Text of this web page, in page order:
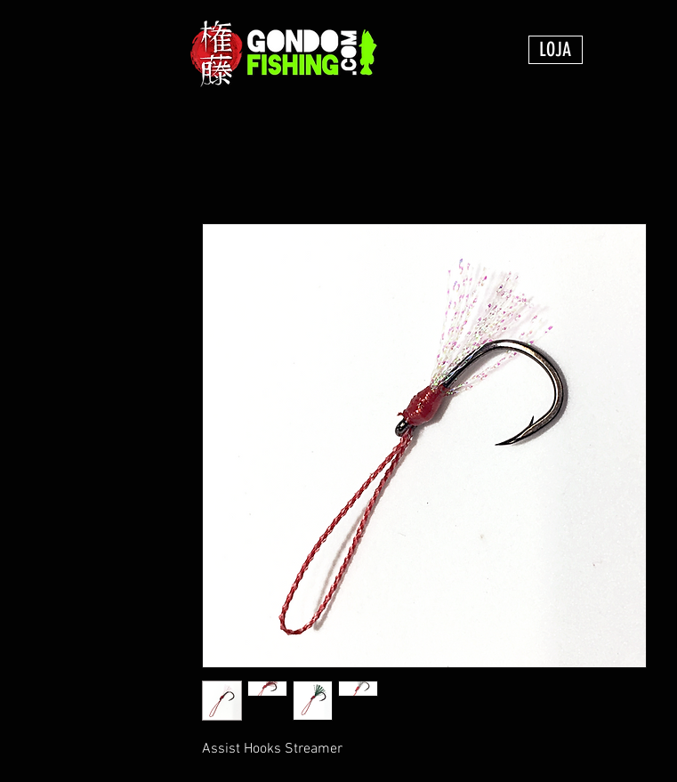
LOJA
Assist Hooks Streamer